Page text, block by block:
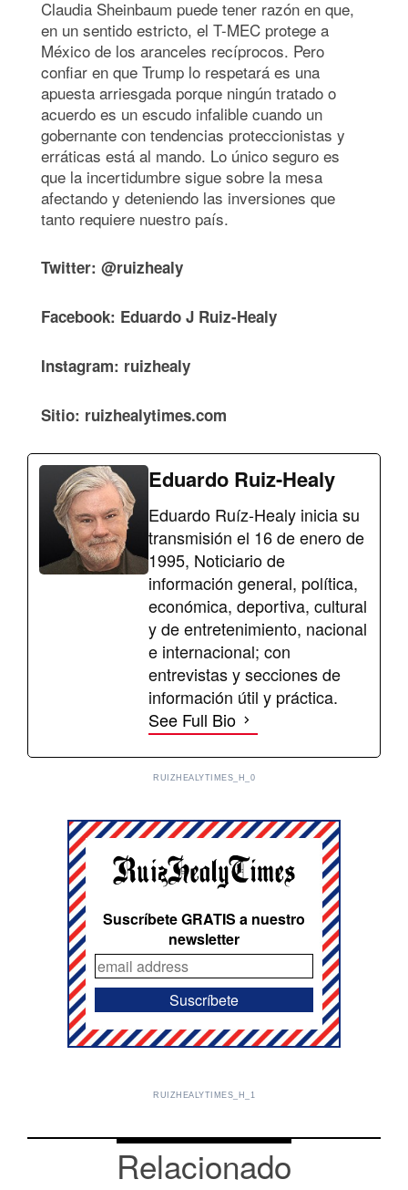
Claudia Sheinbaum puede tener razón en que,
en un sentido estricto, el T-MEC protege a
México de los aranceles recíprocos. Pero
confiar en que Trump lo respetará es una
apuesta arriesgada porque ningún tratado o
acuerdo es un escudo infalible cuando un
gobernante con tendencias proteccionistas y
erráticas está al mando. Lo único seguro es
que la incertidumbre sigue sobre la mesa
afectando y deteniendo las inversiones que
tanto requiere nuestro país.
Twitter: @ruizhealy
Facebook: Eduardo J Ruiz-Healy
Instagram: ruizhealy
Sitio: ruizhealytimes.com
Eduardo Ruiz-Healy
Eduardo Ruíz-Healy inicia su
transmisión el 16 de enero de
1995, Noticiario de
información general, política,
económica, deportiva, cultural
y de entretenimiento, nacional
e internacional; con
entrevistas y secciones de
información útil y práctica.
See Full Bio
RUIZHEALYTIMES_H_0
Suscríbete GRATIS a nuestro
newsletter
RUIZHEALYTIMES_H_1
Relacionado